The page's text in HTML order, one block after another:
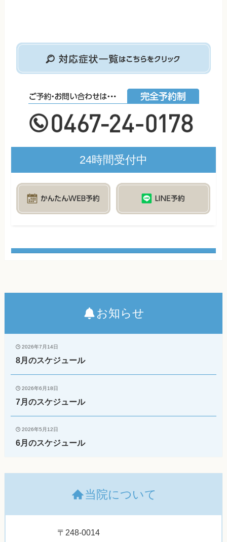
24時間受付中
お知らせ
2026年7月14日
8月のスケジュール
2026年6月18日
7月のスケジュール
2026年5月12日
6月のスケジュール
当院について
〒248-0014